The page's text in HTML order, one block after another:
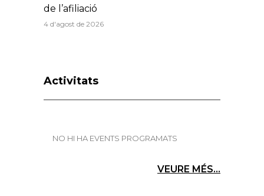
de l’afiliació
4 d'agost de 2026
Activitats
NO HI HA EVENTS PROGRAMATS
VEURE MÉS...